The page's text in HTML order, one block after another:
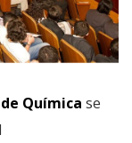
Química se